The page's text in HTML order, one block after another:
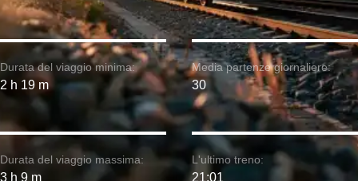
Durata del viaggio minima:
2 h 19 m
Durata del viaggio massima:
3 h 9 m
Media partenze giornaliere:
30
L'ultimo treno:
21:01